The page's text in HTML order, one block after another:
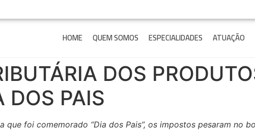
HOME QUEM SOMOS ESPECIALIDADES ATUAÇÃO
DOS
DOS PAIS
que foi comemorado “Dia dos Pais”, os impostos pesaram no